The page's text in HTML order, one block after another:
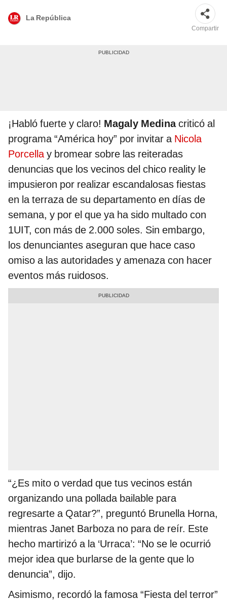
La República
Compartir
¡Habló fuerte y claro! Magaly Medinacriticó al
programa “América hoy” por invitar aNicola
Porcellay bromear sobre las reiteradas
denuncias que los vecinos del chico reality le
impusieron por realizar escandalosas fiestas
en la terraza de su departamento en días de
semana, y por el que ya ha sido multado con
1UIT, con más de 2.000 soles. Sin embargo,
los denunciantes aseguran que hace caso
omiso a las autoridades y amenaza con hacer
eventos más ruidosos.
“¿Es mito o verdad que tus vecinos están
organizando una pollada bailable para
regresarte a Qatar?”, preguntó Brunella Horna,
mientras Janet Barboza no para de reír. Este
hecho martirizó a la ‘Urraca’: “No se le ocurrió
mejor idea que burlarse de la gente que lo
denuncia”, dijo.
Asimismo, recordó la famosa “Fiesta del terror”